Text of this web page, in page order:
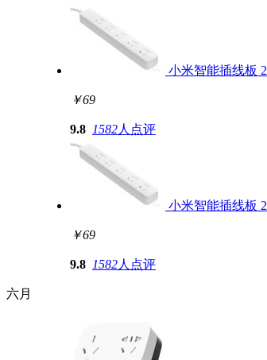
小米智能插线板 2
￥69
9.8 1582人点评
小米智能插线板 2
￥69
9.8 1582人点评
六月